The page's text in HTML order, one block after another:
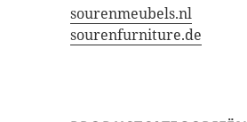
sourenmeubels.nl
sourenfurniture.de